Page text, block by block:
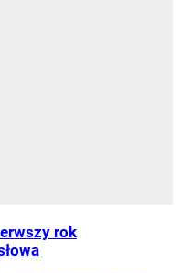
rok